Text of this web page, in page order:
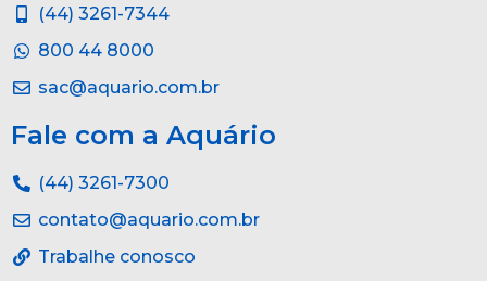
(44) 3261-7344
800 44 8000
sac@aquario.com.br
Fale com a Aquário
(44) 3261-7300
contato@aquario.com.br
Trabalhe conosco